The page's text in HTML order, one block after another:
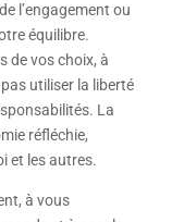
l’engagement ou
équilibre.
de vos choix, à
utiliser la liberté
La
réfléchie,
et les autres.
à vous